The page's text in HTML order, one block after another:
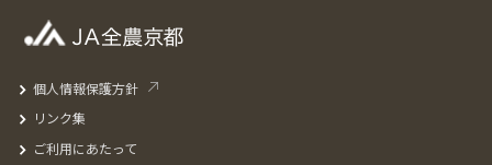
個人情報保護方針
リンク集
ご利用にあたって